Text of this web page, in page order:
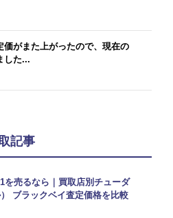
価がまた上がったので、現在の
した...
記事
を売るなら｜買取店別チューダ
ブラックベイ査定価格を比較